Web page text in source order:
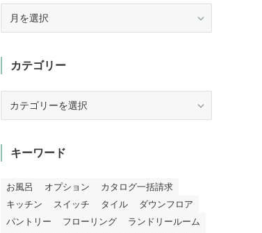
イ
ブ
カテゴリー
リ
ー
キーワード
お風呂 オプション
カタログ一括請求
キッチン
スイッチ タイル
ダウンフロア
パントリー
フローリング
ランドリールーム